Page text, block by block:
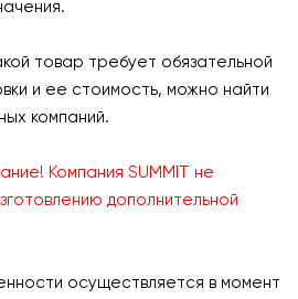
товар требует обязательной
и ее стоимость, можно найти
компаний.
Компания SUMMIT не
дополнительной
осуществляется в момент